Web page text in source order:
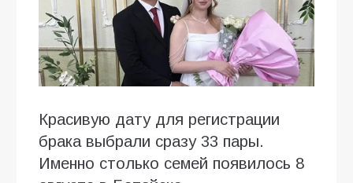
Красивую дату для регистрации
брака выбрали сразу 33 пары.
Именно столько семей появилось 8